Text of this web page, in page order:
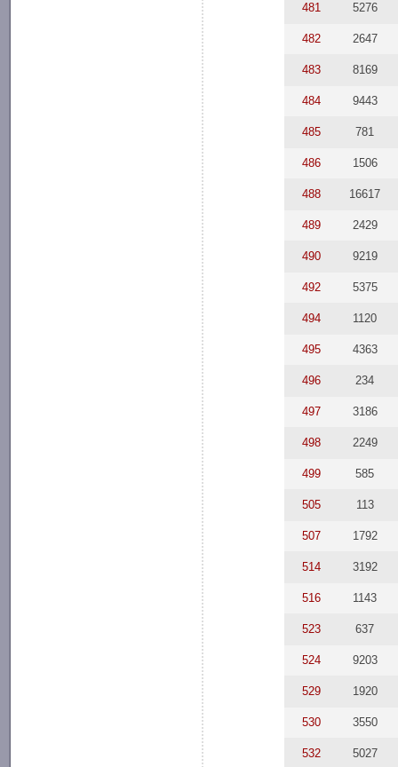
481 5276
482 2647
483 8169
484 9443
485 781
486 1506
488 16617
489 2429
490 9219
492 5375
494 1120
495 4363
496 234
497 3186
498 2249
499 585
505 113
507 1792
514 3192
516 1143
523 637
524 9203
529 1920
530 3550
532 5027